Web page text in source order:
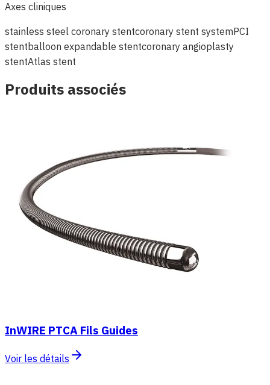
Axes cliniques
stainless steel coronary stentcoronary stent systemPCI
stent balloon expandable stentcoronary angioplasty
stentAtlas stent
Produits associés
InWIRE PTCA Fils Guides
Voir les détails